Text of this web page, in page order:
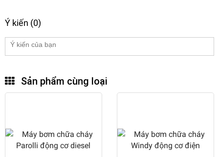
Ý kiến (0)
Sản phẩm cùng loại